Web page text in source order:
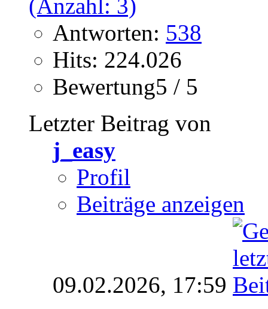
Antworten: 538
Hits: 224.026
Bewertung5 / 5
Letzter Beitrag von
j_easy
Profil
Beiträge anzeigen
09.02.2026, 17:59